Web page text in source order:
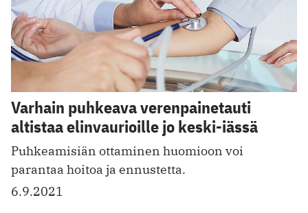
Varhain puhkeava verenpainetauti
altistaa elinvaurioille jo keski-iässä
Puhkeamisiän ottaminen huomioon voi
parantaa hoitoa ja ennustetta.
6.9.2021